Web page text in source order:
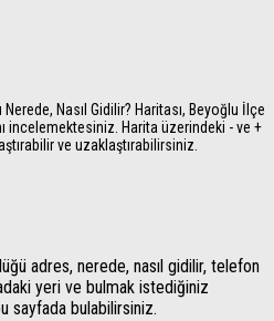
Nasıl Gidilir? Haritası, Beyoğlu İlçe
incelemektesiniz. Harita üzerindeki - ve +
ve uzaklaştırabilirsiniz.
adres, nerede, nasıl gidilir, telefon
yeri ve bulmak istediğiniz
sayfada bulabilirsiniz.